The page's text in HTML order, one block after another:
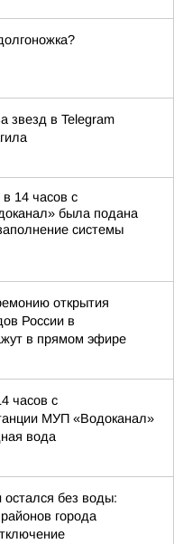
звезд в Telegram
14 часов с
была подана
системы
открытия
России в
в прямом эфире
часов с
МУП «Водоканал»
вода
остался без воды:
города